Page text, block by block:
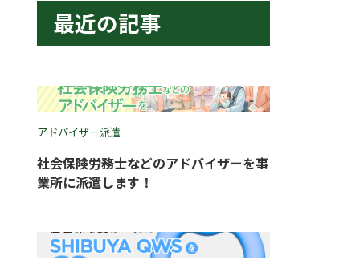
最近の記事
アドバイザー派遣
社会保険労務士などのアドバイザーを事
業所に派遣します！